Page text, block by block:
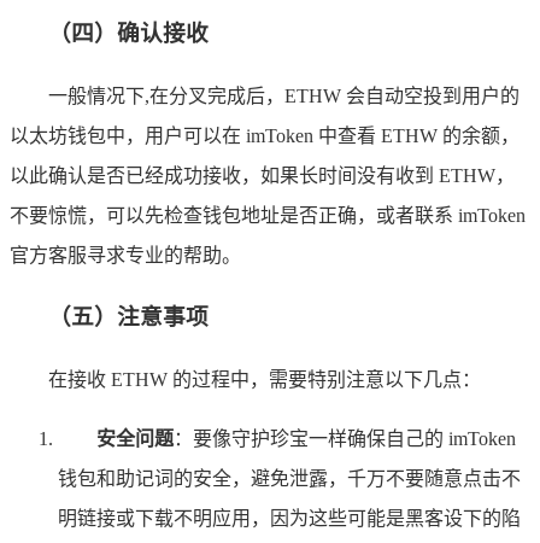
（四）确认接收
一般情况下,在分叉完成后，ETHW 会自动空投到用户的
以太坊钱包中，用户可以在 imToken 中查看 ETHW 的余额，
以此确认是否已经成功接收，如果长时间没有收到 ETHW，
不要惊慌，可以先检查钱包地址是否正确，或者联系 imToken
官方客服寻求专业的帮助。
（五）注意事项
在接收 ETHW 的过程中，需要特别注意以下几点：
安全问题：要像守护珍宝一样确保自己的 imToken
钱包和助记词的安全，避免泄露，千万不要随意点击不
明链接或下载不明应用，因为这些可能是黑客设下的陷